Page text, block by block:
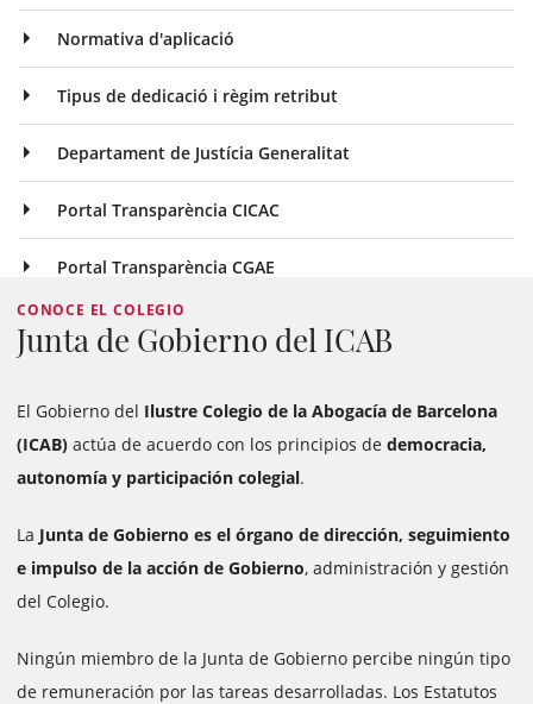
Normativa d'aplicació
Tipus de dedicació i règim retribut
Departament de Justícia Generalitat
Portal Transparència CICAC
Portal Transparència CGAE
CONOCE EL COLEGIO
Junta de Gobierno del ICAB
El Gobierno del Ilustre Colegio de la Abogacía de Barcelona
(ICAB) actúa de acuerdo con los principios de democracia,
autonomía y participación colegial.
La Junta de Gobierno es el órgano de dirección, seguimiento
e impulso de la acción de Gobierno, administración y gestión
del Colegio.
Ningún miembro de la Junta de Gobierno percibe ningún tipo
de remuneración por las tareas desarrolladas. Los Estatutos